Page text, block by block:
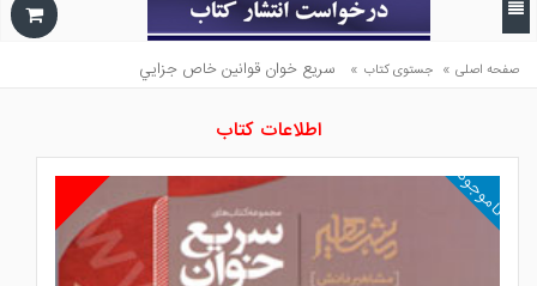
صفحه اصلی » جستوی کتاب » سريع خوان قوانين خاص جزايي
اطلاعات کتاب
ناموجود